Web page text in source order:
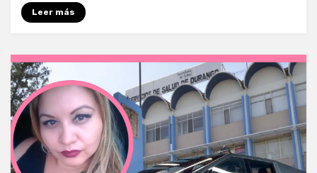
Leer más